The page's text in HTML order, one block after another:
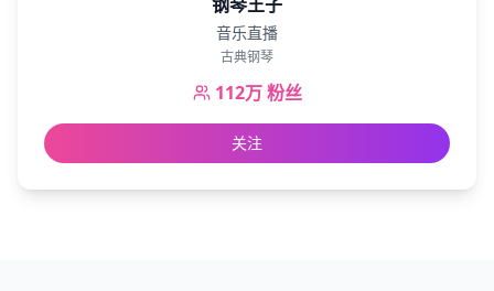
音乐直播
古典钢琴
112万粉丝
关注